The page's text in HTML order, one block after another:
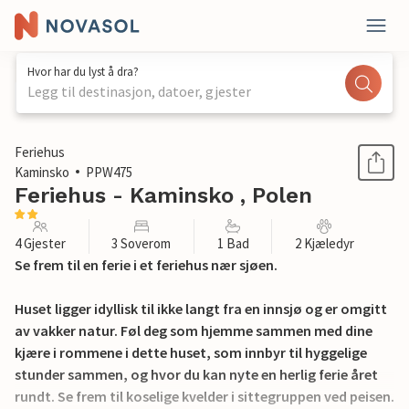
Hvor har du lyst å dra?
Legg til destinasjon, datoer, gjester
1 / 14
Feriehus
Kaminsko
PPW475
Feriehus - Kaminsko , Polen
4 Gjester 3 Soverom 1 Bad 2 Kjæledyr
Se frem til en ferie i et feriehus nær sjøen.
Huset ligger idyllisk til ikke langt fra en innsjø og er omgitt
av vakker natur. Føl deg som hjemme sammen med dine
kjære i rommene i dette huset, som innbyr til hyggelige
stunder sammen, og hvor du kan nyte en herlig ferie året
rundt. Se frem til koselige kvelder i sittegruppen ved peisen.